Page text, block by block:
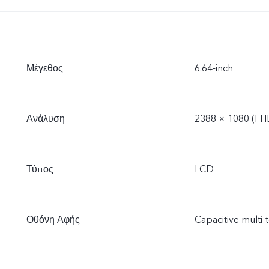
Μέγεθος 6.64-inch
Ανάλυση 2388 × 1080
Τύπος LCD
Οθόνη Αφής Capacitive multi-